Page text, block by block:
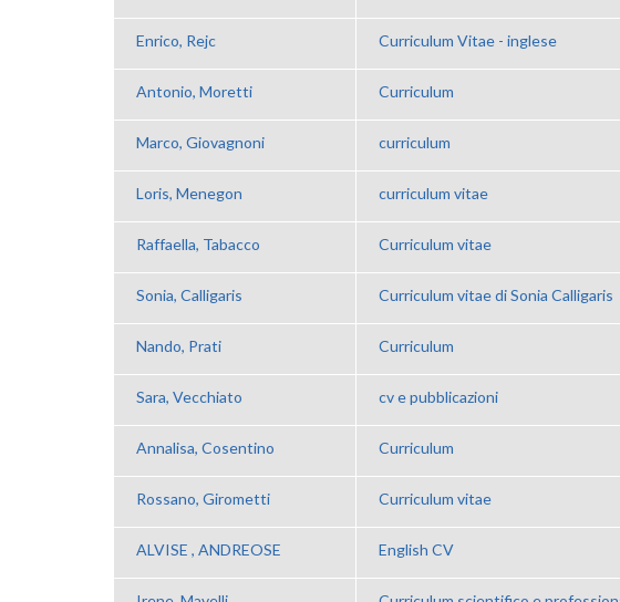
Enrico, Rejc Curriculum Vitae - inglese
Antonio, Moretti Curriculum
Marco, Giovagnoni curriculum
Loris, Menegon curriculum vitae
Raffaella, Tabacco Curriculum vitae
Sonia, Calligaris Curriculum vitae di Sonia Calligaris
Nando, Prati Curriculum
Sara, Vecchiato cv e pubblicazioni
Annalisa, Cosentino Curriculum
Rossano, Girometti Curriculum vitae
ALVISE , ANDREOSE English CV